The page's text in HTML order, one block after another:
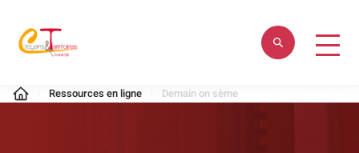
contenu
Citoyens
&
Ressources en ligne Demain on sème